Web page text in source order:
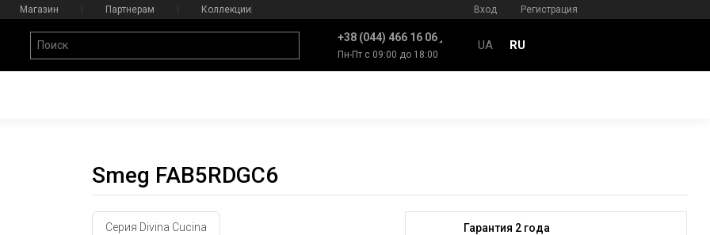
Магазин Партнерам Коллекции Вход Регистрация
+38 (044) 466 16 06
Пн-Пт с 09:00 до 18:00
UA RU
Smeg FAB5RDGC6
Серия Divina Cucina
Гарантия 2 года